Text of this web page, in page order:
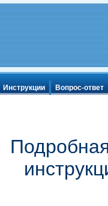
Инструкции Вопрос-ответ